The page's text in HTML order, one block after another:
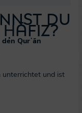
du
Ḥāfiz?
Qurʼān
unterrichtet und ist